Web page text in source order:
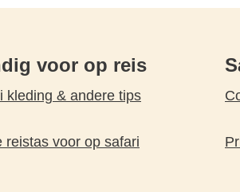
voor op reis
kleding & andere tips
reistas voor op safari